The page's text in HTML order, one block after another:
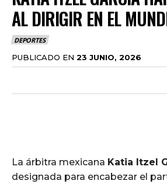
AL DIRIGIR EN EL
DEPORTES
PUBLICADO EN 23 JUNIO, 2026
La árbitra mexicana Katia Itzel
designada para encabezar el